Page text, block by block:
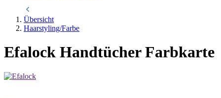
Übersicht
Haarstyling/Farbe
Efalock Handtücher Farbkarte